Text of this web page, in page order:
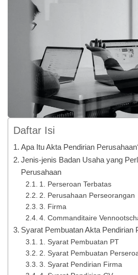
Daftar Isi
Apa Itu Akta Pendirian
Jenis-jenis Badan Usaha yang
Perusahaan
1. Perseroan Terbatas
2. Perusahaan Perseorangan
3. Firma
4. Commanditaire
Syarat Pembuatan Akta Pendirian
1. Syarat Pembuatan PT
2. Syarat Pembuatan
3. Syarat Pendirian Firma